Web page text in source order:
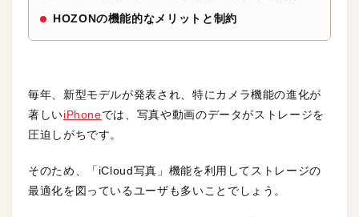
HOZONの機能的なメリットと制約
毎年、新型モデルが発表され、特にカメラ機能の進化が
著しいiPhoneでは、写真や動画のデータがストレージを
圧迫しがちです。
そのため、「iCloud写真」機能を利用してストレージの
最適化を図っているユーザも多いことでしょう。